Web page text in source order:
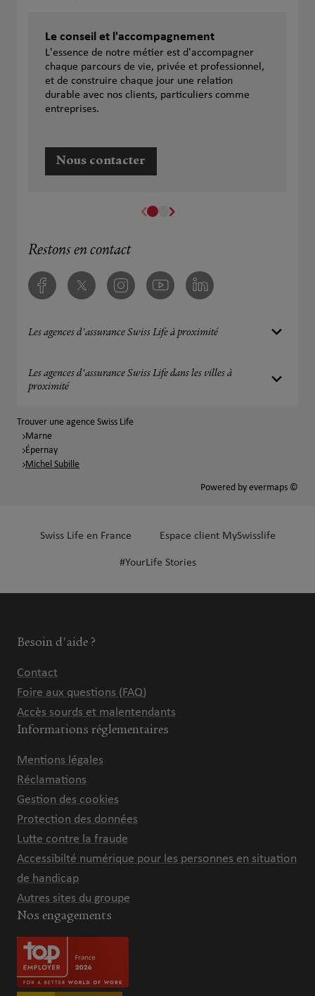
Le conseil et l'accompagnement
L'essence de notre métier est d'accompagner
chaque parcours de vie, privée et professionnel,
et de construire chaque jour une relation
durable avec nos clients, particuliers comme
entreprises.
Nous contacter
Restons en contact
FacebookTwitter InstagramYoutube Linkedin
Les agences d'assurance Swiss Life à proximité
Les agences d'assurance Swiss Life dans les villes à
proximité
Trouver une agence Swiss Life
Marne
Épernay
Michel Subille
Powered by evermaps ©
Swiss Life en France Espace client MySwisslife
#YourLife Stories
Besoin d'aide ?
Contact
Foire aux questions (FAQ)
Accès sourds et malentendants
Informations réglementaires
Mentions légales
Réclamations
Gestion des cookies
Protection des données
Lutte contre la fraude
Accessibilté numérique pour les personnes en situation
de handicap
Autres sites du groupe
Nos engagements